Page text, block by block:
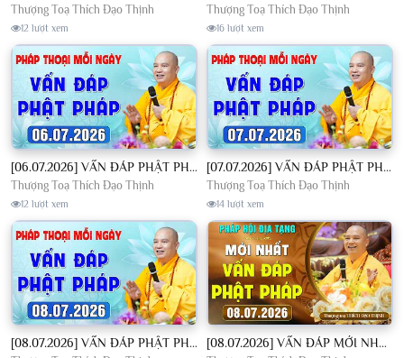
Thượng Toạ Thích Đạo Thịnh
12 lượt xem
Thượng Toạ Thích Đạo Thịnh
16 lượt xem
[06.07.2026] VẤN ĐÁP PHẬT PHÁP - Nghe Thầy giảng Pháp mỗi ngày CÔNG ĐỨC VÔ LƯỢNG│TT. Thích Đạo Thịnh
Thượng Toạ Thích Đạo Thịnh
12 lượt xem
[07.07.2026] VẤN ĐÁP PHẬT PHÁP - Nghe Thầy giảng Pháp mỗi ngày CÔNG ĐỨC VÔ LƯỢNG│TT. Thích Đạo Thịnh
Thượng Toạ Thích Đạo Thịnh
14 lượt xem
[08.07.2026] VẤN ĐÁP PHẬT PHÁP - Nghe Thầy giảng Pháp mỗi ngày CÔNG ĐỨC VÔ LƯỢNG│TT. Thích Đạo Thịnh [08.07.2026] VẤN ĐÁP MỚI NHẤT - Pháp Hội Địa Tạng Chùa Khai Nguyên | TT. Thích Đạo Thịnh